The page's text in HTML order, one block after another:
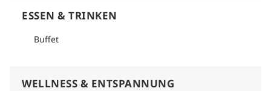
ESSEN & TRINKEN
Buffet
WELLNESS & ENTSPANNUNG